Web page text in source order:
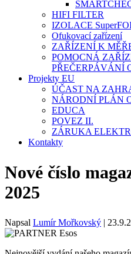
HIFI FILTER
IZOLACE
Ofukovací zařízení
ZAŘÍZENÍ K
POMOCNÁ
PŘEČERPÁVÁNÍ
Projekty EU
ÚČAST NA
NÁRODNÍ PLÁN
EDUCA
POVEZ II.
ZÁRUKA
Kontakty
Nové číslo
2025
Napsal Lumír Mořkovský |